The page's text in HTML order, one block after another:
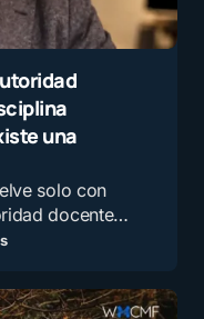
una
solo con
docente…